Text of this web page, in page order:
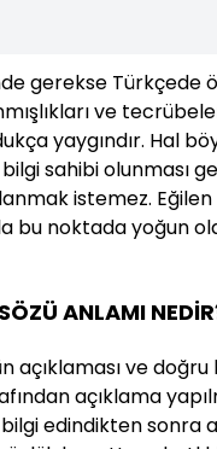
gerekse Türkçede
ve
yaygındır. Hal
sahibi olunması
istemez.
bu noktada yoğun
ANLAMI
ve doğru
açıklama
edindikten sonra